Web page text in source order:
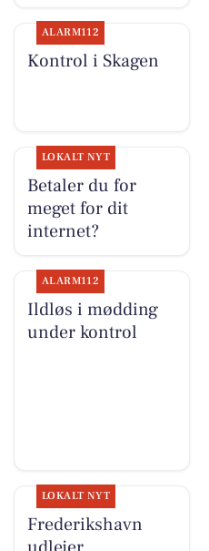
ALARM112
Kontrol i Skagen
LOKALT NYT
Betaler du for
meget for dit
internet?
ALARM112
Ildløs i mødding
under kontrol
LOKALT NYT
Frederikshavn